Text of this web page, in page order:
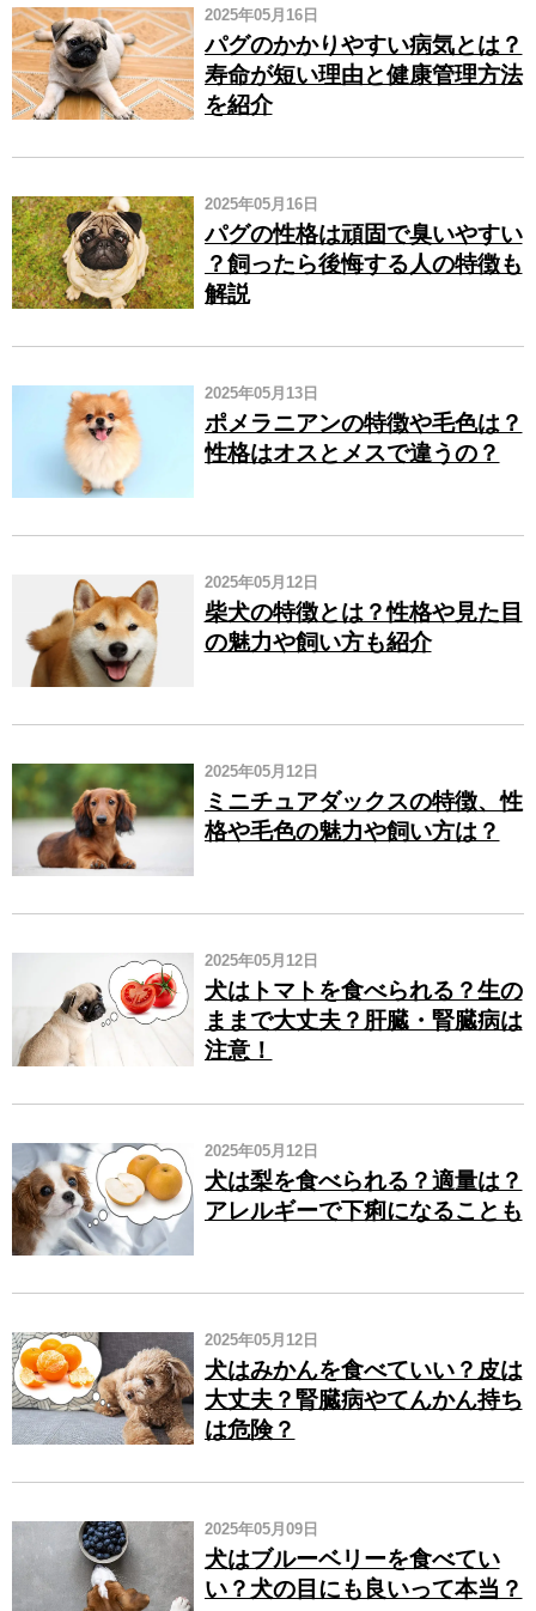
2025年05月16日
パグのかかりやすい病気とは？
寿命が短い理由と健康管理方法
を紹介
2025年05月16日
パグの性格は頑固で臭いやすい​
？飼ったら後悔する人の特徴も
解説
2025年05月13日
ポメラニアンの特徴や毛色は？
性格はオスとメスで違うの？
2025年05月12日
柴犬の特徴とは？性格や見た目
の魅力や飼い方も紹介
2025年05月12日
ミニチュアダックスの特徴、性
格や毛色の魅力や飼い方は？
2025年05月12日
犬はトマトを食べられる？生の
ままで大丈夫？肝臓・腎臓病は
注意！
2025年05月12日
犬は梨を食べられる？適量は？
アレルギーで下痢になることも
2025年05月12日
犬はみかんを食べていい？皮は
大丈夫？腎臓病やてんかん持ち
は危険？
2025年05月09日
犬はブルーベリーを食べてい
い？犬の目にも良いって本当？